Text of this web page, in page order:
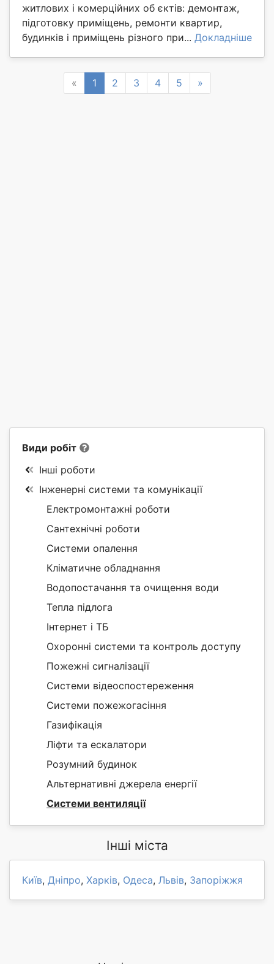
житлових і комерційних об єктів: демонтаж,
підготовку приміщень, ремонти квартир,
будинків і приміщень різного при... Докладніше
« Previous
1 2 3 4 5 »Next
Види робіт
Інші роботи
Інженерні системи та комунікації
Електромонтажні роботи
Сантехнічні роботи
Системи опалення
Кліматичне обладнання
Водопостачання та очищення води
Тепла підлога
Інтернет і ТБ
Охоронні системи та контроль доступу
Пожежні сигналізації
Системи відеоспостереження
Системи пожежогасіння
Газифікація
Ліфти та ескалатори
Розумний будинок
Альтернативні джерела енергії
Системи вентиляції
Інші міста
Київ, Дніпро, Харків, Одеса, Львів, Запоріжжя